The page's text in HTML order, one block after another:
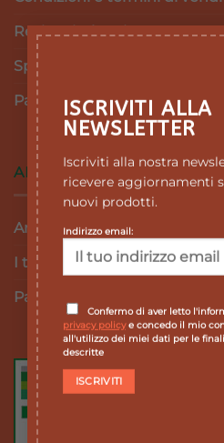
ISCRIVITI ALLA
NEWSLETTER
Iscriviti alla nostra
ricevere aggiornamenti
nuovi prodotti.
Indirizzo email:
Confermo di aver letto
privacy policye concedo il mio
all'utilizzo dei miei dati per le
descritte
Resi e Rimborsi
Spedizioni
Pagamenti
AREA RISERVATA
Area personale
I tuoi ordini
Password dimenticata